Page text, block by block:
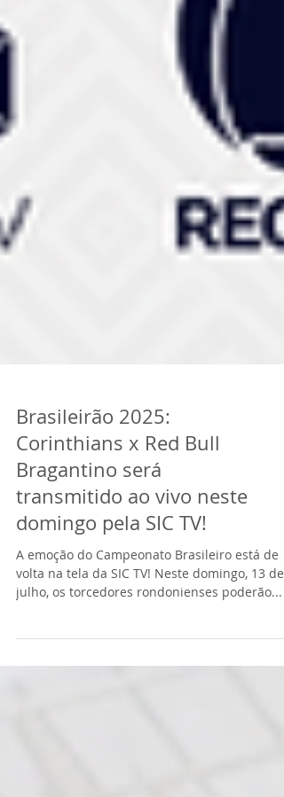
Brasileirão 2025:
Corinthians x Red Bull
Bragantino será
transmitido ao vivo neste
domingo pela SIC TV!
A emoção do Campeonato Brasileiro está de
julho, os torcedores rondonienses poderão...